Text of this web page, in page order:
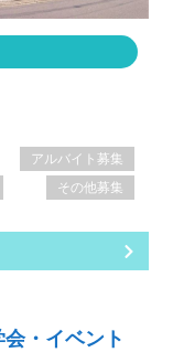
アルバイト募集
その他募集
・イベント